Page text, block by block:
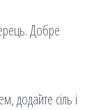
Добре
додайте сіль і